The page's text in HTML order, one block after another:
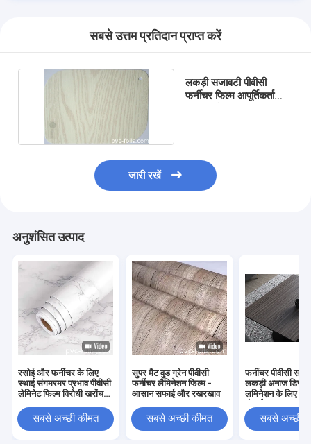
सबसे उत्तम प्रतिदान प्राप्त करें
लकड़ी सजावटी पीवीसी
फर्नीचर फिल्म आपूर्तिकर्ता
जारी रखें
अनुशंसित उत्पाद
रसोई और फर्नीचर के लिए
स्थाई संगमरमर प्रभाव पीवीसी
लेमिनेट फिल्म विरोधी खरोंच
सबसे अच्छी कीमत
सुपर मैट वुड ग्रेन पीवीसी
फर्नीचर लैमिनेशन फिल्म -
आसान सफाई और रखरखाव
सबसे अच्छी कीमत
फर्नीचर पीवीसी
लकड़ी अनाज
लमिनेशन के लिए
सबसे अच्छी